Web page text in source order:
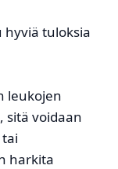
hyviä tuloksia
leukojen
sitä voidaan
harkita